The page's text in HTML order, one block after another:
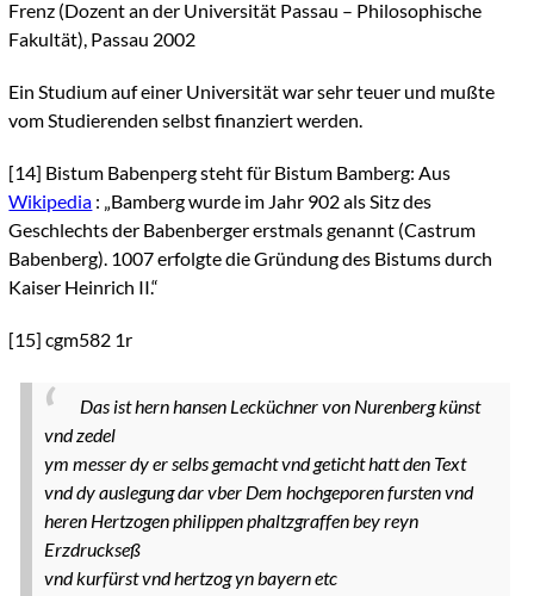
Frenz (Dozent an der Universität Passau – Philosophische
Fakultät), Passau 2002
Ein Studium auf einer Universität war sehr teuer und mußte
vom Studierenden selbst finanziert werden.
[14] Bistum Babenperg steht für Bistum Bamberg: Aus
Wikipedia : „Bamberg wurde im Jahr 902 als Sitz des
Geschlechts der Babenberger erstmals genannt (Castrum
Babenberg). 1007 erfolgte die Gründung des Bistums durch
Kaiser Heinrich II.“
[15] cgm582 1r
Das ist hern hansen Lecküchner von Nurenberg künst
vnd zedel
ym messer dy er selbs gemacht vnd geticht hatt den Text
vnd dy auslegung dar vber Dem hochgeporen fursten vnd
heren Hertzogen philippen phaltzgraffen bey reyn
Erzdruckseß
vnd kurfürst vnd hertzog yn bayern etc